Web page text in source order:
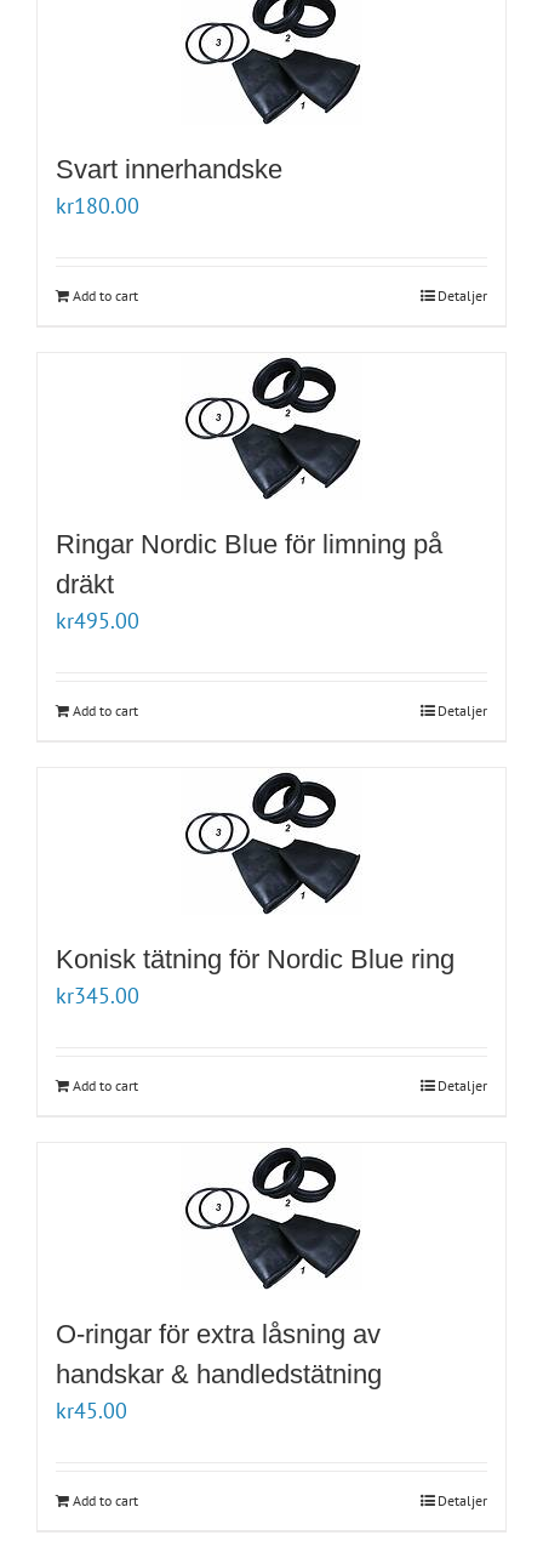
Svart innerhandske
kr180.00
Add to cart Detaljer
Ringar Nordic Blue för limning på
dräkt
kr495.00
Add to cart Detaljer
Konisk tätning för Nordic Blue ring
kr345.00
Add to cart Detaljer
O-ringar för extra låsning av
handskar & handledstätning
kr45.00
Add to cart Detaljer